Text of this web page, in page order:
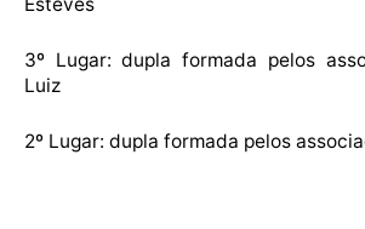
3º Lugar: dupla formada pelos
Luiz
2º Lugar: dupla formada pelos